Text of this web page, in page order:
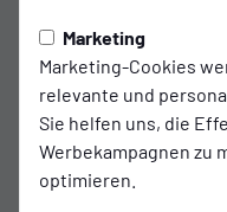
Marketing
Marketing-Cookies
relevante und
Sie helfen uns, die
Werbekampagnen zu
optimieren.